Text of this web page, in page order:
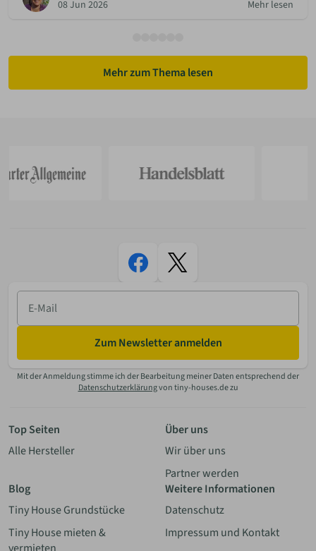
08 Jun 2026
Mehr lesen
Mehr zum Thema lesen
E-
Mail
Zum Newsletter anmelden
Mit der Anmeldung stimme ich der Bearbeitung meiner Daten entsprechend der
Datenschutzerklärungvon tiny-houses.de zu
Top Seiten
Alle Hersteller
Über uns
Wir über uns
Partner werden
Blog
Tiny House Grundstücke
Tiny House mieten &
Weitere Informationen
Datenschutz
Impressum und Kontakt